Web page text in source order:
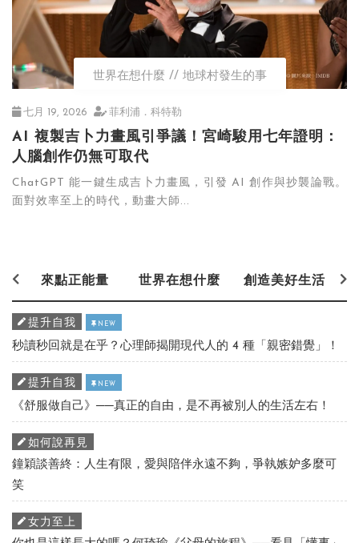
世界在想什麼 地球村發生的事
七月 19, 2026 菲利浦．科特勒
AI 複製吉卜力畫風引爭議！宮崎駿用七年證明：
人腦創作仍無可取代
ChatGPT 能一鍵生成吉卜力畫風，引發 AI 創作與抄襲論戰。
面對效率至上的時代，動畫大師...
來點正能量 世界在想什麼 創造美好生活
提升自我 NEW
秒讀秒回就是在乎？心理師揭開現代人的 4 種「親密錯覺」！
提升自我 NEW
《舒服做自己》──真正的自由，是不再被別人的生活左右！
如何說再見
鐘穎談善終：人生有限，愛與陪伴永遠不夠，爭執嫉妒多麼可
笑
女力至上